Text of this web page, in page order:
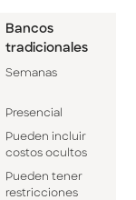
Bancos
tradicionales
Semanas
Presencial
Pueden incluir
costos ocultos
Pueden tener
restricciones